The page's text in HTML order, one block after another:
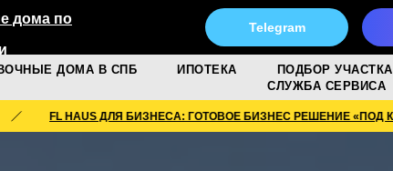
дома по
Telegram
ДОМА В СПБ ИПОТЕКА ПОДБОР УЧАСТКА
СЛУЖБА СЕРВИСА
ДЛЯ БИЗНЕСА: ГОТОВОЕ БИЗНЕС РЕШЕНИЕ «ПОД КЛЮЧ»